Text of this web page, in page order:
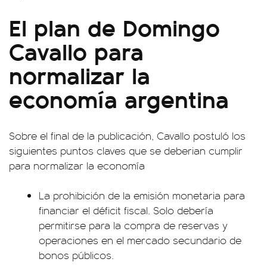
El plan de Domingo
Cavallo para
normalizar la
economía argentina
Sobre el final de la publicación, Cavallo postuló los
siguientes puntos claves que se deberian cumplir
para normalizar la economía
La prohibición de la emisión monetaria para
financiar el déficit fiscal. Solo debería
permitirse para la compra de reservas y
operaciones en el mercado secundario de
bonos públicos.